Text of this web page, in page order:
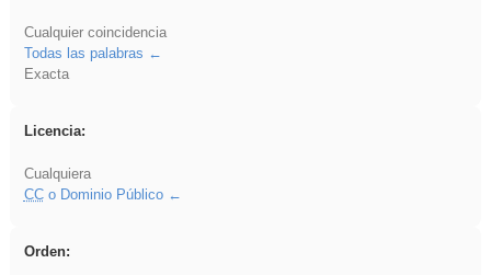
Cualquier coincidencia
Todas las palabras
Exacta
Licencia:
Cualquiera
CCo Dominio Público
Orden: